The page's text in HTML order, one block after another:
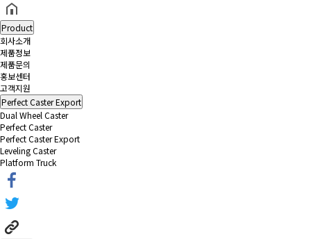
Product
회사소개
제품정보
제품문의
홍보센터
고객지원
Perfect Caster Export
Dual Wheel Caster
Perfect Caster
Perfect Caster Export
Leveling Caster
Platform Truck